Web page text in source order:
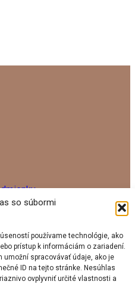
so súbormi
používame technológie, ako
prístup k informáciám o zariadení.
spracovávať údaje, ako je
ID na tejto stránke. Nesúhlas
ovplyvniť určité vlastnosti a